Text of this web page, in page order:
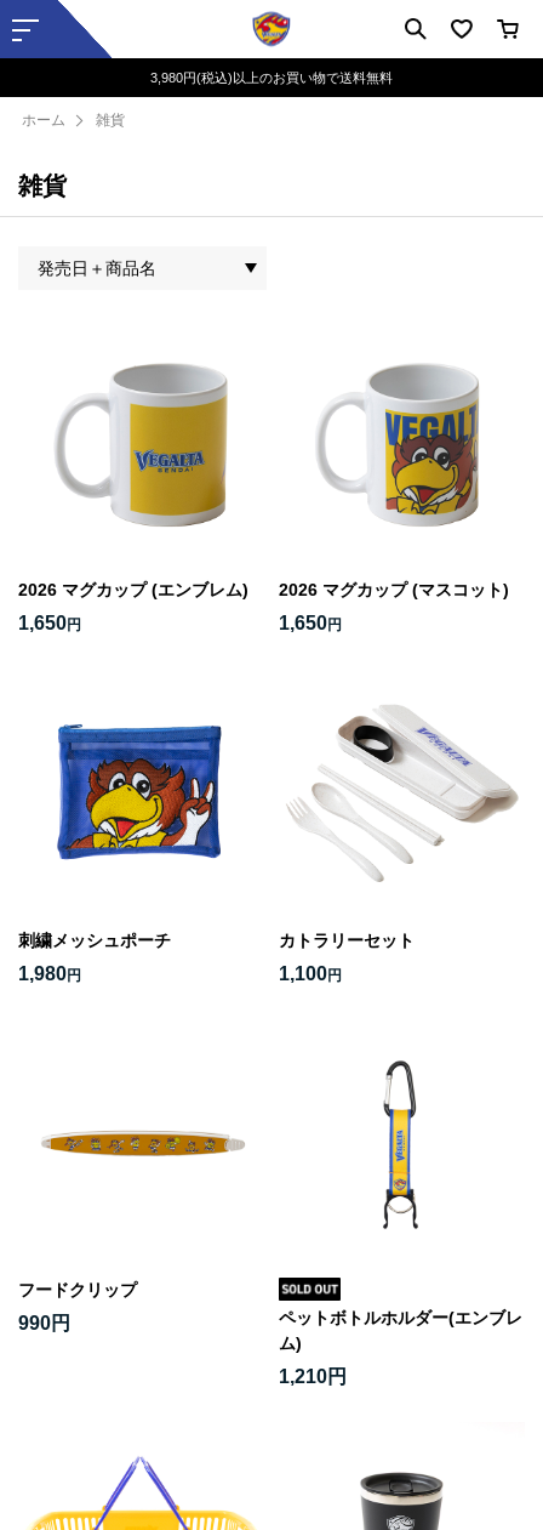
3,980円(税込)以上のお買い物で送料無料
ホーム 雑貨
雑貨
発売日＋商品名
2026 マグカップ (エンブレム)
1,650円
2026 マグカップ (マスコット)
1,650円
刺繍メッシュポーチ
1,980円
カトラリーセット
1,100円
フードクリップ
990円
ペットボトルホルダー(エンブレ
ム)
1,210円